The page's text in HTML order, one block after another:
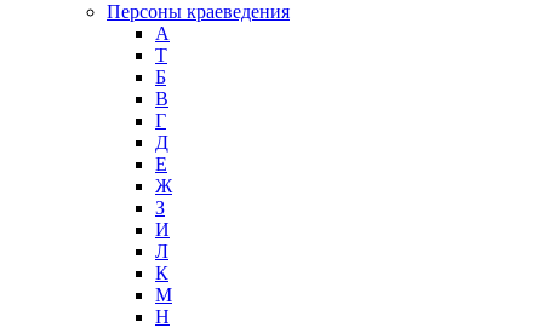
Персоны краеведения
А
T
Б
В
Г
Д
Е
Ж
З
И
Л
К
М
Н